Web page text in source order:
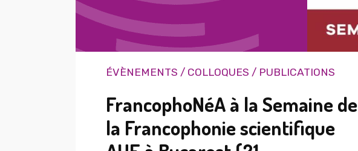
ÉVÈNEMENTS / COLLOQUES / PUBLICATIONS
FrancophoNéA à la Semaine de
la Francophonie scientifique